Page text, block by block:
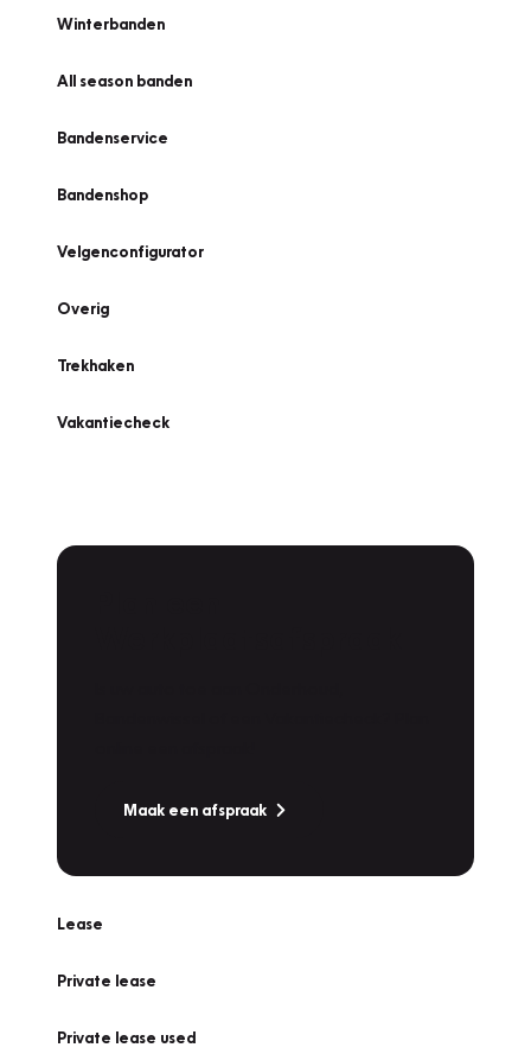
Winterbanden
All season banden
Bandenservice
Bandenshop
Velgenconfigurator
Overig
Trekhaken
Vakantiecheck
Maak een afspraak
Lease
Private lease
Private lease used